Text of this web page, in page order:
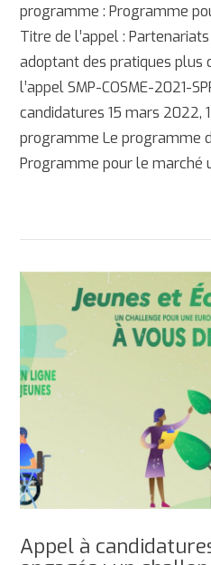
programme : Programme
Titre de l’appel :
adoptant des pratiques plus
l’appel SMP-COSME-2021-
candidatures 15 mars 2022,
programme Le programme
Programme pour le marché
Appel à